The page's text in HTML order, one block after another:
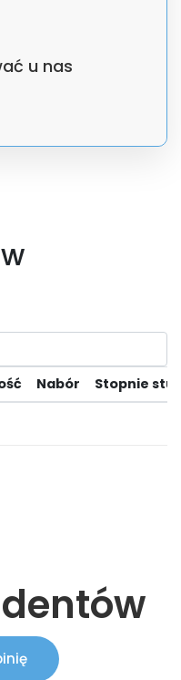
u nas
Nabór Stopnie